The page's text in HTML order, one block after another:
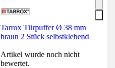
Tarrox Türpuffer Ø 38 mm
braun 2 Stück selbstklebend
Artikel wurde noch nicht
bewertet.